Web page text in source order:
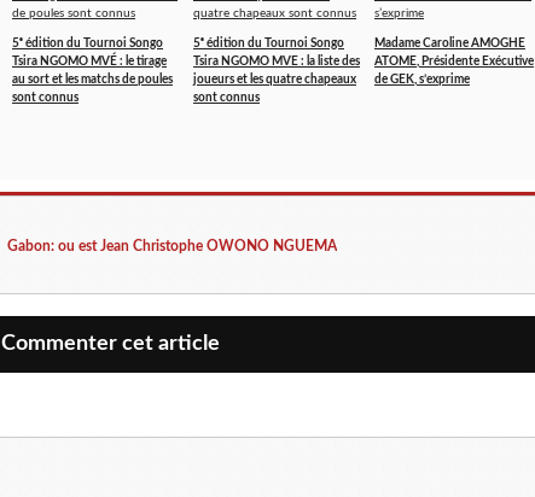
5ᵉ édition du Tournoi Songo
Tsira NGOMO MVÉ : le tirage
au sort et les matchs de poules
sont connus
5ᵉ édition du Tournoi Songo
Tsira NGOMO MVE : la liste des
joueurs et les quatre chapeaux
sont connus
Madame Caroline AMOGHE
ATOME, Présidente Exécutive
de GEK, s’exprime
Gabon: ou est Jean Christophe OWONO NGUEMA
Commenter cet article